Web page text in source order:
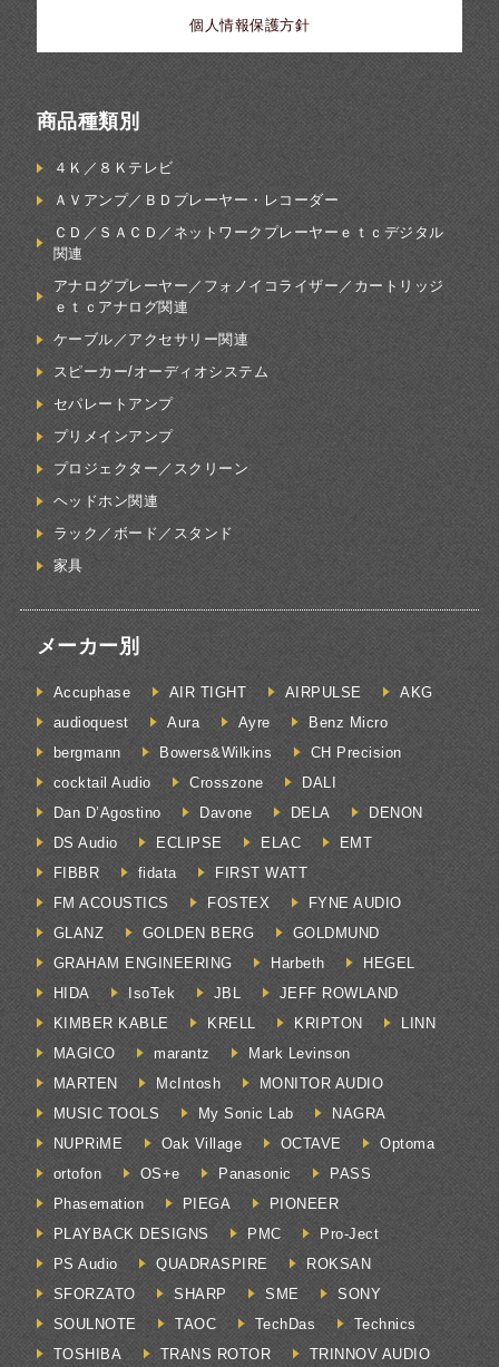
個人情報保護方針
商品種類別
４Ｋ／８Ｋテレビ
ＡＶアンプ／ＢＤプレーヤー・レコーダー
ＣＤ／ＳＡＣＤ／ネットワークプレーヤーｅｔｃデジタル
関連
アナログプレーヤー／フォノイコライザー／カートリッジ
ｅｔｃアナログ関連
ケーブル／アクセサリー関連
スピーカー/オーディオシステム
セパレートアンプ
プリメインアンプ
プロジェクター／スクリーン
ヘッドホン関連
ラック／ボード／スタンド
家具
メーカー別
Accuphase AIR TIGHT AIRPULSE
AKG
audioquest
Aura Ayre
Benz Micro
bergmann
Bowers&Wilkins
CH Precision
cocktail Audio
Crosszone
DALI
Dan D’Agostino
Davone DELA
DENON
DS Audio
ECLIPSE ELAC
EMT
FIBBR
fidata
FIRST WATT
FM ACOUSTICS
FOSTEX
FYNE AUDIO
GLANZ
GOLDEN BERG
GOLDMUND
GRAHAM ENGINEERING
Harbeth
HEGEL
HIDA
IsoTek JBL
JEFF ROWLAND
KIMBER KABLE
KRELL KRIPTON
LINN
MAGICO
marantz
Mark Levinson
MARTEN
McIntosh
MONITOR AUDIO
MUSIC TOOLS
My Sonic Lab
NAGRA
NUPRiME
Oak Village OCTAVE
Optoma
ortofon
OS+e Panasonic
PASS
Phasemation
PIEGA
PIONEER
PLAYBACK DESIGNS
PMC
Pro-Ject
PS Audio
QUADRASPIRE
ROKSAN
SFORZATO
SHARP SME
SONY
SOULNOTE
TAOC TechDas
Technics
TOSHIBA
TRANS ROTOR TRINNOV AUDIO